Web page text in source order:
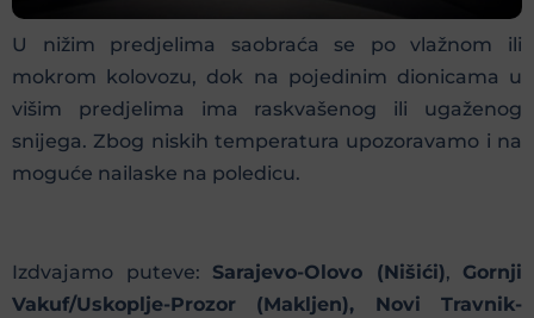
U nižim predjelima saobraća se po vlažnom ili
mokrom kolovozu, dok na pojedinim dionicama u
višim predjelima ima raskvašenog ili ugaženog
snijega. Zbog niskih temperatura upozoravamo i na
moguće nailaske na poledicu.
Izdvajamo puteve: Sarajevo-Olovo (Nišići), Gornji
Vakuf/Uskoplje-Prozor (Makljen), Novi Travnik-